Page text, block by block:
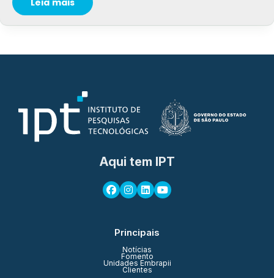
Leia mais
Aqui tem IPT
Principais
Notícias
Fomento
Unidades Embrapii
Clientes